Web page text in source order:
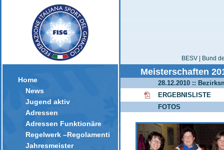
Home
News
Jugend aktiv
Adressen
Adressen Funktionäre
Regelwerk –Regolamenti
Jahresmeister
BESV | Bund
Meisterschaften
28.12.2010 ::
ERGEBNISLISTE
FOTOS